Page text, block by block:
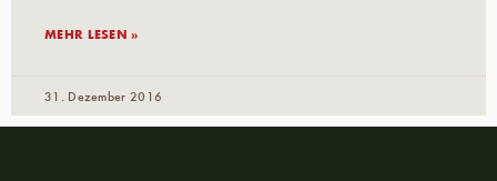
MEHR LESEN »
31. Dezember 2016